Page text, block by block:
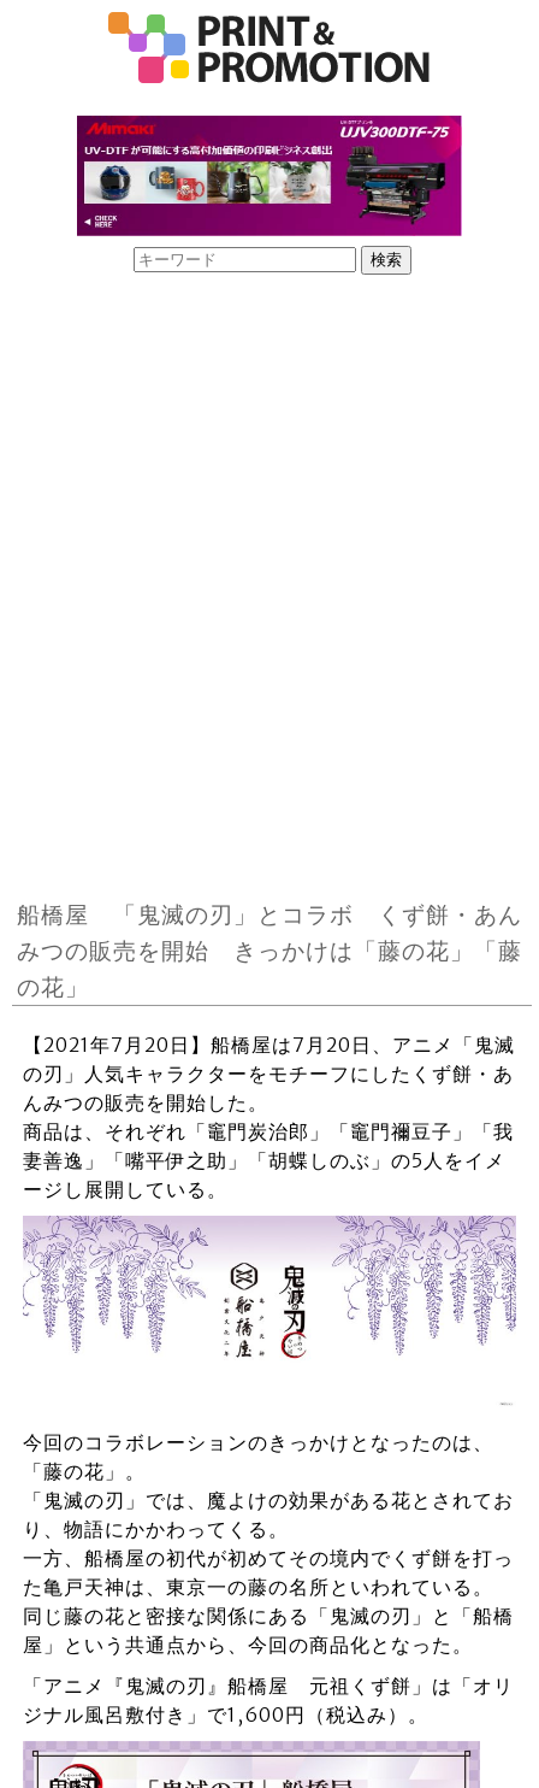
船橋屋 「鬼滅の刃」とコラボ くず餅・あん
みつの販売を開始 きっかけは「藤の花」「藤
の花」
【2021年7月20日】船橋屋は7月20日、アニメ「鬼滅
の刃」人気キャラクターをモチーフにしたくず餅・あ
んみつの販売を開始した。
商品は、それぞれ「竈門炭治郎」「竈門禰豆子」「我
妻善逸」「嘴平伊之助」「胡蝶しのぶ」の5人をイメ
ージし展開している。
今回のコラボレーションのきっかけとなったのは、
「藤の花」。
「鬼滅の刃」では、魔よけの効果がある花とされてお
り、物語にかかわってくる。
一方、船橋屋の初代が初めてその境内でくず餅を打っ
た亀戸天神は、東京一の藤の名所といわれている。
同じ藤の花と密接な関係にある「鬼滅の刃」と「船橋
屋」という共通点から、今回の商品化となった。
「アニメ『鬼滅の刃』船橋屋 元祖くず餅」は「オリ
ジナル風呂敷付き」で1,600円（税込み）。